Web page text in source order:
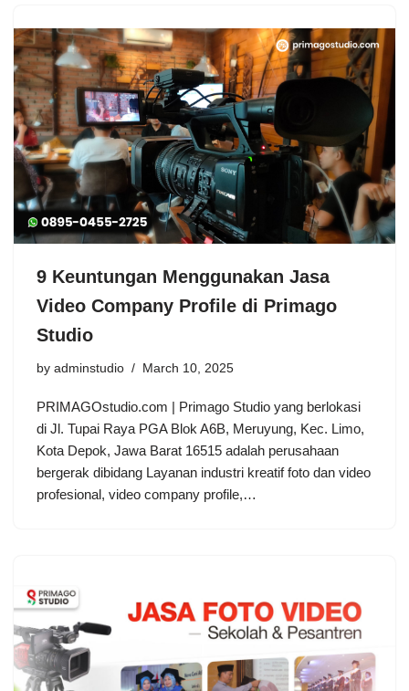
9 Keuntungan Menggunakan Jasa
Video Company Profile di Primago
Studio
by adminstudio March 10, 2025
PRIMAGOstudio.com | Primago Studio yang berlokasi
di Jl. Tupai Raya PGA Blok A6B, Meruyung, Kec. Limo,
Kota Depok, Jawa Barat 16515 adalah perusahaan
bergerak dibidang Layanan industri kreatif foto dan video
profesional, video company profile,…